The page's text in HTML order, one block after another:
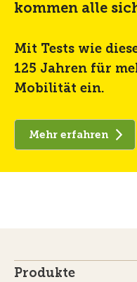
kommen alle
Mit Tests wie
125 Jahren für
Mobilität ein.
Mehr erfahren
Produkte